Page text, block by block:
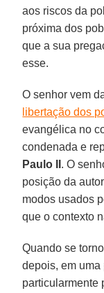
aos riscos da
próxima dos
que a sua
esse.
O senhor vem
libertação dos
evangélica no
condenada e
Paulo II . O
posição da
modos usados
que o contexto
Quando se
depois, em
particularmente